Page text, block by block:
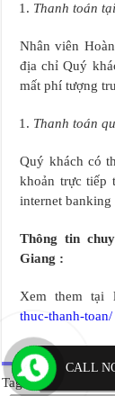
Thanh toán
Nhân viên
địa chỉ Quý
mất phí tượng
Thanh toán
Quý khách có
khoản trực tiếp
internet banking
Thông tin
Giang :
Xem them tại
thuc-thanh-toan/
Tags DAI LY
CALL